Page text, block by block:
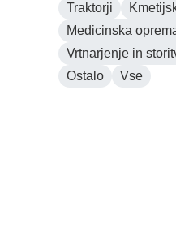
Traktorji
Medicinska
Vrtnarjenje in
Ostalo
Vse